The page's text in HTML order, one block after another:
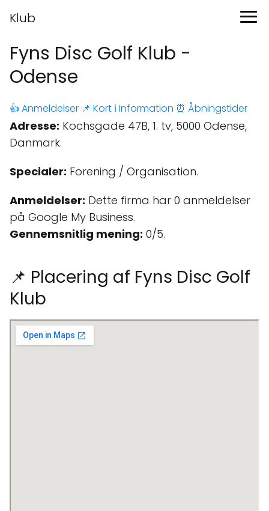
Klub
Fyns Disc Golf Klub -
Odense
👍 Anmeldelser 📌 Kort ℹ️ Information ⏰ Åbningstider
Adresse: Kochsgade 47B, 1. tv, 5000 Odense,
Danmark.
Specialer: Forening / Organisation.
Anmeldelser: Dette firma har 0 anmeldelser
på Google My Business.
Gennemsnitlig mening: 0/5.
📌 Placering af Fyns Disc Golf
Klub